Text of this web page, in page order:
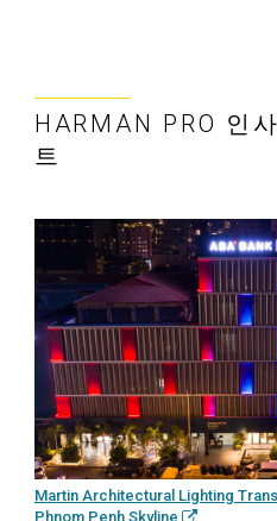
HARMAN PRO 인
트
Martin Architectural Lighting
Phnom Penh Skyline